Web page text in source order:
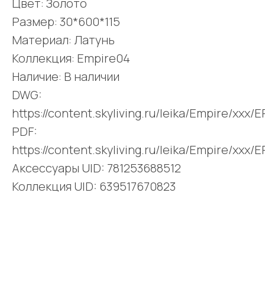
Цвет: Золото
Размер: 30*600*115
Материал: Латунь
Коллекция: Empire04
Наличие: В наличии
DWG:
https://content.skyliving.ru/leika/Empire/xxx/
PDF:
https://content.skyliving.ru/leika/Empire/xxx/
Аксессуары UID: 781253688512
Коллекция UID: 639517670823